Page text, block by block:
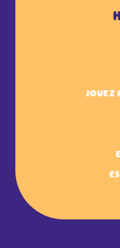
JOUEZ